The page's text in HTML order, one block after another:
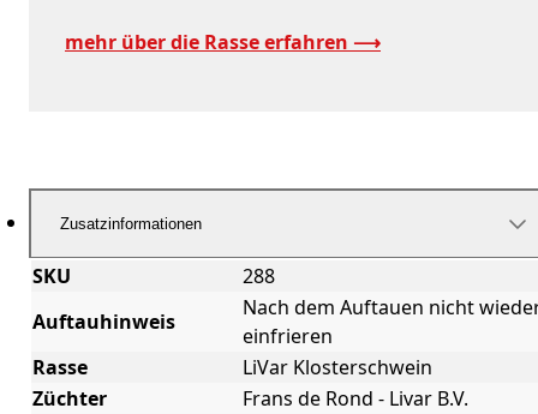
mehr über die Rasse erfahren ⟶
Zusatzinformationen
SKU
288
Auftauhinweis
Nach dem Auftauen nicht
einfrieren
Rasse
LiVar Klosterschwein
Züchter
Frans de Rond - Livar B.V.